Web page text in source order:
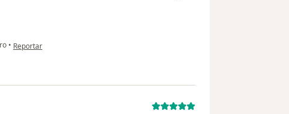
• en opinión del usuario H. Ter-Voskanyan
Reportar